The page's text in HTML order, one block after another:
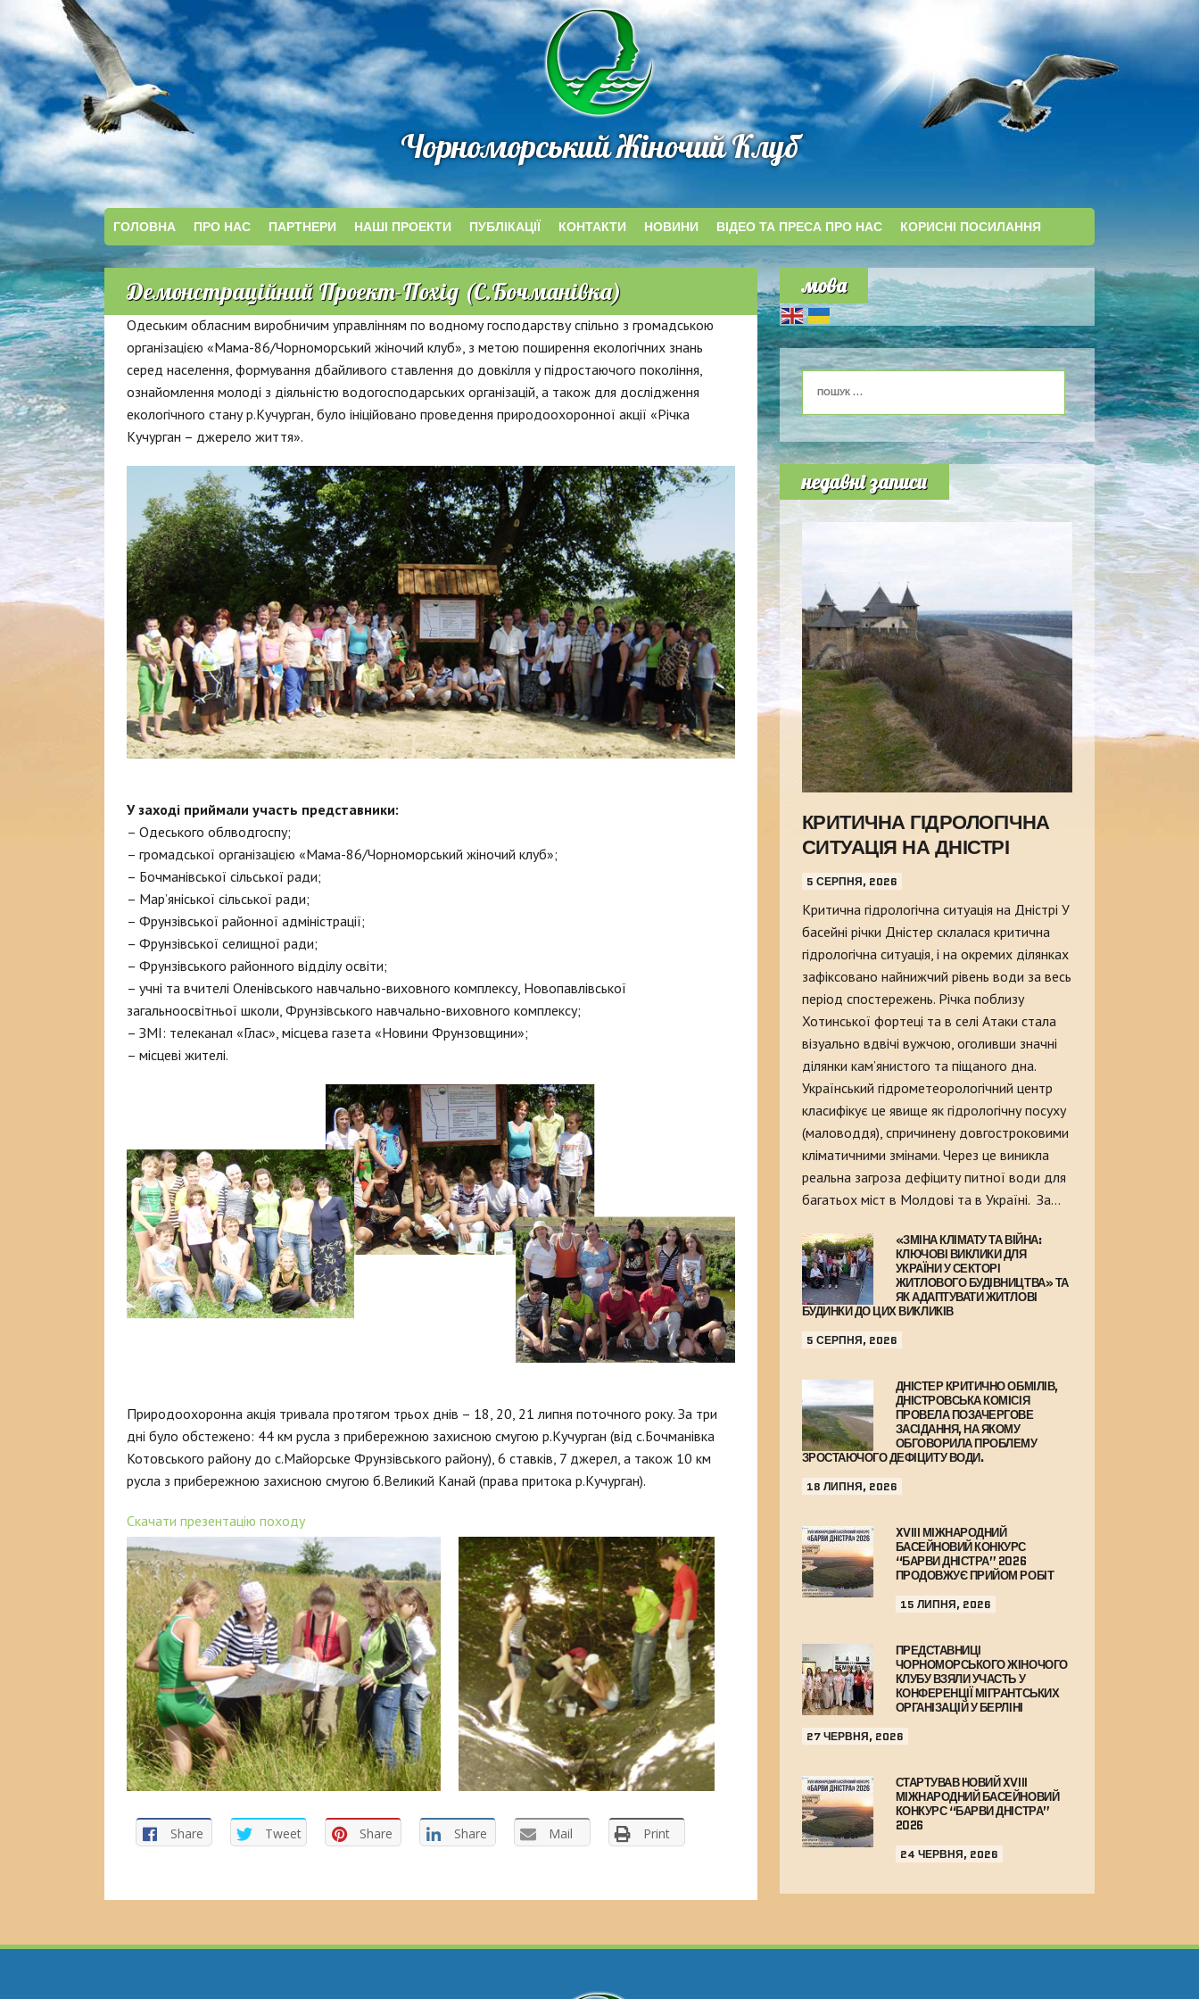
Чорноморський Жіночий Клуб
ГОЛОВНА ПРО НАС ПАРТНЕРИ НАШІ ПРОЕКТИ ПУБЛІКАЦІЇ КОНТАКТИ НОВИНИ ВІДЕО ТА ПРЕСА ПРО НАС КОРИСНІ ПОСИЛАННЯ
Демонстраційний Проект-Похід (с.Бочманівка)
Одеським обласним виробничим управлінням по водному господарству спільно з громадською
організацією «Мама-86/Чорноморський жіночий клуб», з метою поширення екологічних знань
серед населення, формування дбайливого ставлення до довкілля у підростаючого покоління,
ознайомлення молоді з діяльністю водогосподарських організацій, а також для дослідження
екологічного стану р.Кучурган, було ініційовано проведення природоохоронної акції «Річка
Кучурган – джерело життя».
У заході приймали участь представники:
– Одеського облводгоспу;
– громадської організацією «Мама-86/Чорноморський жіночий клуб»;
– Бочманівської сільської ради;
– Мар’яніської сільської ради;
– Фрунзівської районної адміністрації;
– Фрунзівської селищної ради;
– Фрунзівського районного відділу освіти;
– учні та вчителі Оленівського навчально-виховного комплексу, Новопавлівської
загальноосвітньої школи, Фрунзівського навчально-виховного комплексу;
– ЗМІ: телеканал «Глас», місцева газета «Новини Фрунзовщини»;
– місцеві жителі.
Природоохоронна акція тривала протягом трьох днів – 18, 20, 21 липня поточного року. За три
дні було обстежено: 44 км русла з прибережною захисною смугою р.Кучурган (від с.Бочманівка
Котовського району до с.Майорське Фрунзівського району), 6 ставків, 7 джерел, а також 10 км
русла з прибережною захисною смугою б.Великий Канай (права притока р.Кучурган).
Скачати презентацію походу
Share Tweet Share Share Mail Print
мова
недавні записи
КРИТИЧНА ГІДРОЛОГІЧНА
СИТУАЦІЯ НА ДНІСТРІ
5 СЕРПНЯ, 2026
Критична гідрологічна ситуація на Дністрі У
басейні річки Дністер склалася критична
гідрологічна ситуація, і на окремих ділянках
зафіксовано найнижчий рівень води за весь
період спостережень. Річка поблизу
Хотинської фортеці та в селі Атаки стала
візуально вдвічі вужчою, оголивши значні
ділянки кам’янистого та піщаного дна.
Український гідрометеорологічний центр
класифікує це явище як гідрологічну посуху
(маловоддя), спричинену довгостроковими
кліматичними змінами. Через це виникла
реальна загроза дефіциту питної води для
багатьох міст в Молдові та в Україні. За…
«ЗМІНА КЛІМАТУ ТА ВІЙНА:
КЛЮЧОВІ ВИКЛИКИ ДЛЯ
УКРАЇНИ У СЕКТОРІ
ЖИТЛОВОГО БУДІВНИЦТВА» ТА
ЯК АДАПТУВАТИ ЖИТЛОВІ
БУДИНКИ ДО ЦИХ ВИКЛИКІВ
5 СЕРПНЯ, 2026
ДНІСТЕР КРИТИЧНО ОБМІЛІВ,
ДНІСТРОВСЬКА КОМІСІЯ
ПРОВЕЛА ПОЗАЧЕРГОВЕ
ЗАСІДАННЯ, НА ЯКОМУ
ОБГОВОРИЛА ПРОБЛЕМУ
ЗРОСТАЮЧОГО ДЕФІЦИТУ ВОДИ.
18 ЛИПНЯ, 2026
XVIII МІЖНАРОДНИЙ
БАСЕЙНОВИЙ КОНКУРС
“БАРВИ ДНІСТРА” 2026
ПРОДОВЖУЄ ПРИЙОМ РОБІТ
15 ЛИПНЯ, 2026
ПРЕДСТАВНИЦІ
ЧОРНОМОРСЬКОГО ЖІНОЧОГО
КЛУБУ ВЗЯЛИ УЧАСТЬ У
КОНФЕРЕНЦІЇ МІГРАНТСЬКИХ
ОРГАНІЗАЦІЙ У БЕРЛІНІ
27 ЧЕРВНЯ, 2026
СТАРТУВАВ НОВИЙ XVIII
МІЖНАРОДНИЙ БАСЕЙНОВИЙ
КОНКУРС “БАРВИ ДНІСТРА”
2026
24 ЧЕРВНЯ, 2026